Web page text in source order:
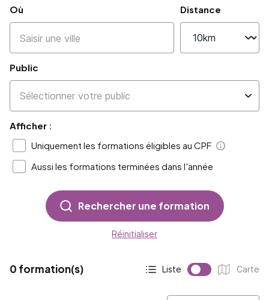
Où Distance
Public
Afficher :
Uniquement les formations éligibles au CPF
Aide
Aussi les formations terminées dans l'année
Rechercher une formation
Réinitialiser
0 formation(s)
Affichage actif :
Liste
Affichage :
Carte